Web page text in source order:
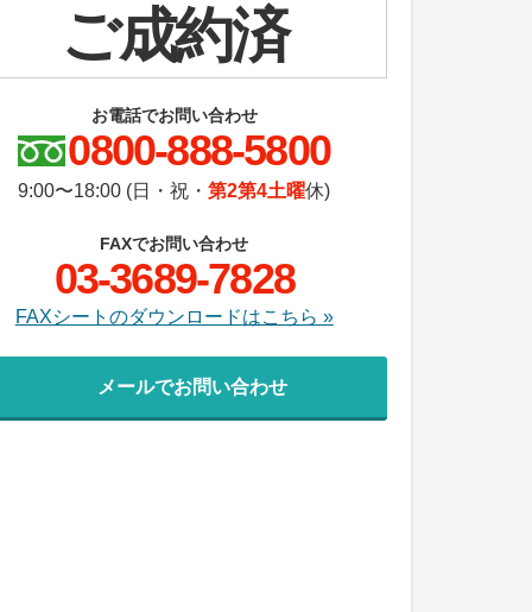
ご成約済
お電話でお問い合わせ
0800-888-5800
9:00〜18:00 (日・祝・第2第4土曜休)
FAXでお問い合わせ
03-3689-7828
FAXシートのダウンロードはこちら »
メールでお問い合わせ